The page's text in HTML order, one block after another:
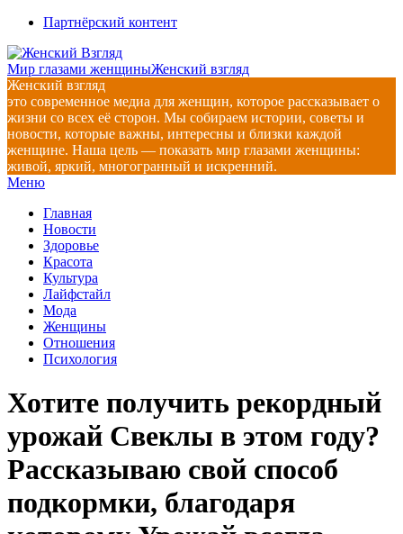
Перейти
содержимому
Партнёрский контент
Мир глазами женщиныЖенский взгляд
Женский взгляд
это современное медиа для женщин, которое рассказывает о
жизни со всех её сторон. Мы собираем истории, советы и
новости, которые важны, интересны и близки каждой
женщине. Наша цель — показать мир глазами женщины:
живой, яркий, многогранный и искренний.
Главное
меню
Меню
Главная
Новости
Здоровье
Красота
Культура
Лайфстайл
Мода
Женщины
Отношения
Психология
Хотите получить рекордный
урожай Свеклы в этом году?
Рассказываю свой способ
подкормки, благодаря